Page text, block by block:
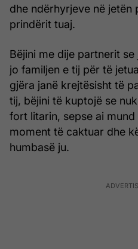
dhe ndërhyrjeve në jetën
prindërit tuaj.
Bëjini me dije partnerit
jo familjen e tij për të
gjëra janë krejtësisht të
tij, bëjini të kuptojë se
fort litarin, sepse ai
moment të caktuar dhe
humbasë ju.